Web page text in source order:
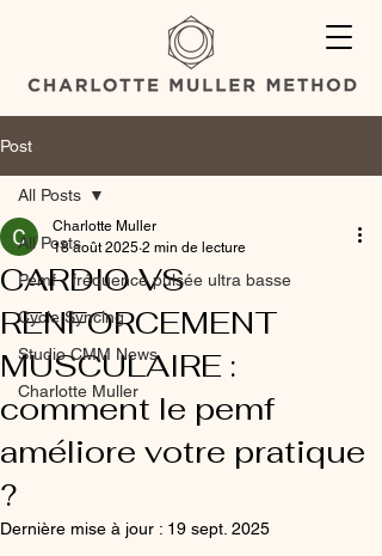
Post
All Posts
Pemf - fréquence pulsée ultra basse
Cycle Syncing
Studio CMM News
Charlotte Muller
All Posts
CARDIO VS
RENFORCEMENT
MUSCULAIRE :
comment le pemf
améliore votre pratique
?
Charlotte Muller
18 août 2025 2 min de lecture
Dernière mise à jour : 19 sept. 2025